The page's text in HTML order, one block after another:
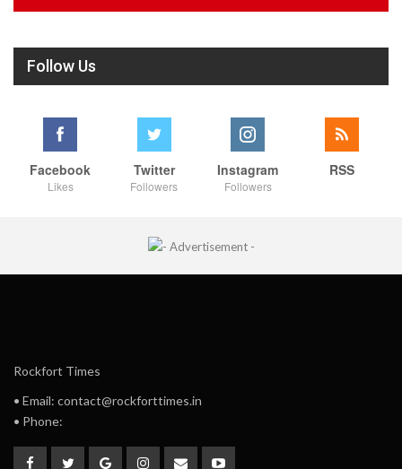
Follow Us
Facebook
Likes
Twitter
Followers
Instagram
Followers
RSS
Rockfort Times
• Email: contact@rockforttimes.in
• Phone: